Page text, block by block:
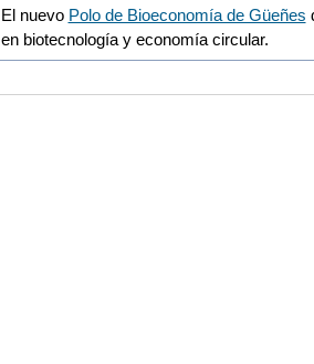
El nuevo Polo de Bioeconomía de Güeñes
en biotecnología y economía circular.